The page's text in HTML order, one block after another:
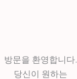
방문을 환영합니다.
당신이 원하는